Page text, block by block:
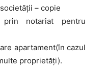
– copie
notariat pentru
apartament(în cazul
proprietăți).